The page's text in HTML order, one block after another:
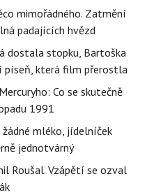
mimořádného. Zatmění
padajících hvězd
dostala stopku, Bartoška
která film přerostla
Co se skutečně
1991
žádné mléko, jídelníček
jednotvárný
Roušal. Vzápětí se ozval